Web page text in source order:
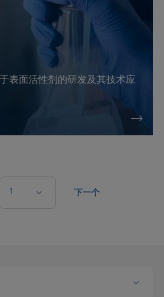
表面活性剂的研发及其技术应
1 下一个